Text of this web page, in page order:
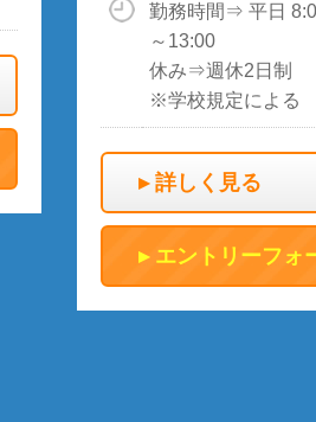
勤務時間⇒ 平日
～13:00
休み⇒週休2日制
※学校規定による
詳しく見る
エントリーフォ